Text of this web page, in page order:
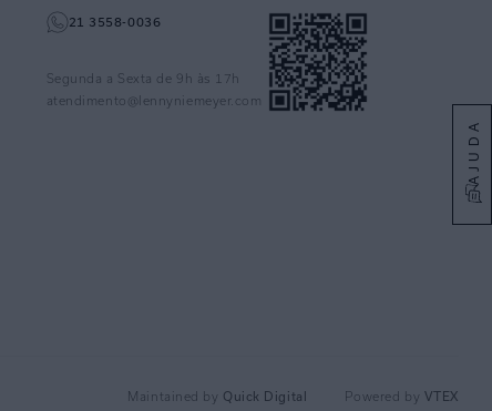
AJUDA
21 3558-0036
Segunda a Sexta de 9h às 17h
atendimento@lennyniemeyer.com
Maintained by Quick Digital Powered by VTEX